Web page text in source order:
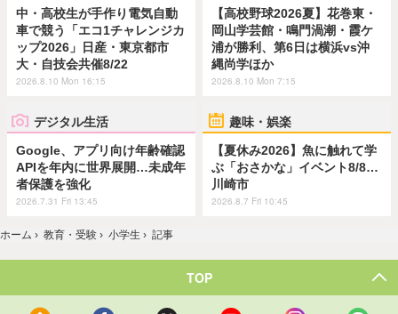
中・高校生が手作り電気自動
車で競う「エコ1チャレンジカ
ップ2026」日産・東京都市
大・自技会共催8/22
2026.8.10 Mon 16:15
【高校野球2026夏】花巻東・
岡山学芸館・鳴門渦潮・霞ケ
浦が勝利、第6日は横浜vs沖
縄尚学ほか
2026.8.10 Mon 7:15
デジタル生活
Google、アプリ向け年齢確認
APIを年内に世界展開…未成年
者保護を強化
2026.7.31 Fri 13:45
趣味・娯楽
【夏休み2026】魚に触れて学
ぶ「おさかな」イベント8/8…
川崎市
2026.8.7 Fri 10:45
ホーム › 教育・受験 › 小学生 › 記事
TOP